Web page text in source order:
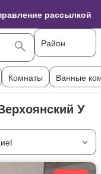
рассылкой
Район
Комнаты Ванные
У